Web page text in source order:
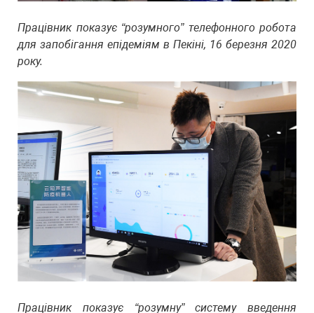
Працівник показує “розумного” телефонного робота
для запобігання епідеміям в Пекіні, 16 березня 2020
року.
Працівник показує “розумну” систему введення